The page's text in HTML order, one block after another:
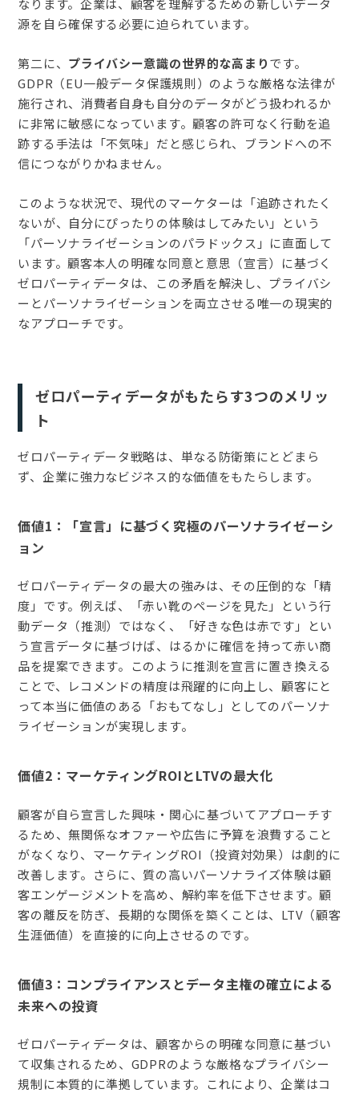
なります。企業は、顧客を理解するための新しいデータ
源を自ら確保する必要に迫られています。
第二に、 プライバシー意識の世界的な高まりです。
GDPR（EU一般データ保護規則）のような厳格な法律が
施行され、消費者自身も自分のデータがどう扱われるか
に非常に敏感になっています。顧客の許可なく行動を追
跡する手法は「不気味」だと感じられ、ブランドへの不
信につながりかねません。
このような状況で、現代のマーケターは「追跡されたく
ないが、自分にぴったりの体験はしてみたい」という
「パーソナライゼーションのパラドックス」に直面して
います。顧客本人の明確な同意と意思（宣言）に基づく
ゼロパーティデータは、この矛盾を解決し、プライバシ
ーとパーソナライゼーションを両立させる唯一の現実的
なアプローチです。
ゼロパーティデータがもたらす3つのメリッ
ト
ゼロパーティデータ戦略は、単なる防衛策にとどまら
ず、企業に強力なビジネス的な価値をもたらします。
価値1：「宣言」に基づく究極のパーソナライゼーシ
ョン
ゼロパーティデータの最大の強みは、その圧倒的な「精
度」です。例えば、「赤い靴のページを見た」という行
動データ（推測）ではなく、「好きな色は赤です」とい
う宣言データに基づけば、はるかに確信を持って赤い商
品を提案できます。このように推測を宣言に置き換える
ことで、レコメンドの精度は飛躍的に向上し、顧客にと
って本当に価値のある「おもてなし」としてのパーソナ
ライゼーションが実現します。
価値2：マーケティングROIとLTVの最大化
顧客が自ら宣言した興味・関心に基づいてアプローチす
るため、無関係なオファーや広告に予算を浪費すること
がなくなり、マーケティングROI（投資対効果）は劇的に
改善します。さらに、質の高いパーソナライズ体験は顧
客エンゲージメントを高め、解約率を低下させます。顧
客の離反を防ぎ、長期的な関係を築くことは、LTV（顧客
生涯価値）を直接的に向上させるのです。
価値3：コンプライアンスとデータ主権の確立による
未来への投資
ゼロパーティデータは、顧客からの明確な同意に基づい
て収集されるため、GDPRのような厳格なプライバシー
規制に本質的に準拠しています。これにより、企業はコ